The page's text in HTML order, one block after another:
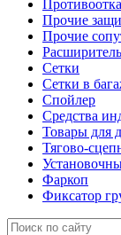
Прочие
Прочие
Сетки
Сетки в
Спойлер
Средства
Товары для
Тягово-
Фаркоп
Фиксатор